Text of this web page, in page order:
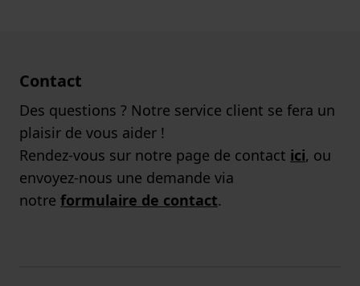
Contact
Des questions ? Notre service client se fera un
plaisir de vous aider !
Rendez-vous sur notre page de contact ici, ou
envoyez-nous une demande via
notre formulaire de contact.